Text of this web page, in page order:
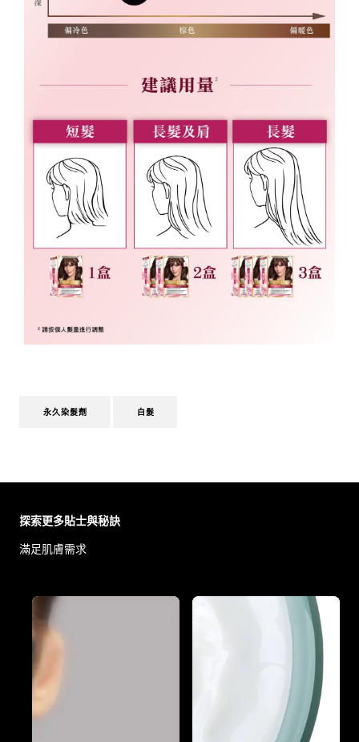
永久染髮劑 白髮
探索更多貼士與秘訣
滿足肌膚需求